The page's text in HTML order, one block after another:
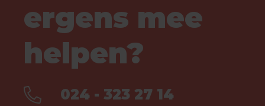
ergens mee
helpen?
024 - 323 27 14